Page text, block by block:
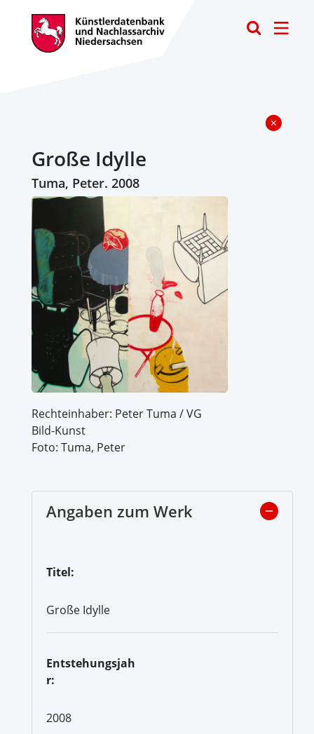
Große Idylle
Tuma, Peter. 2008
Rechteinhaber: Peter Tuma / VG
Bild-Kunst
Foto: Tuma, Peter
Angaben zum Werk
Titel:
Große Idylle
Entstehungsjah
r:
2008